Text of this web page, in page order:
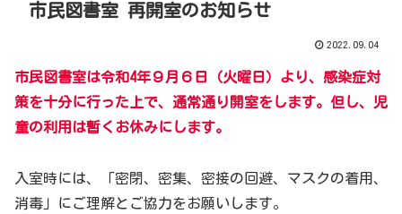
市民図書室 再開室のお知らせ
2022.09.04
市民図書室は令和4年９月６日（火曜日）より、感染症対
策を十分に行った上で、通常通り開室をします。但し、児
童の利用は暫くお休みにします。
入室時には、「密閉、密集、密接の回避、マスクの着用、
消毒」にご理解とご協力をお願いします。